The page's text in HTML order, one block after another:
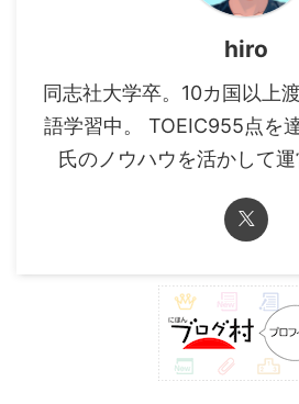
hiro
同志社大学卒。10カ国以上
語学習中。 TOEIC955点を
氏のノウハウを活かして運